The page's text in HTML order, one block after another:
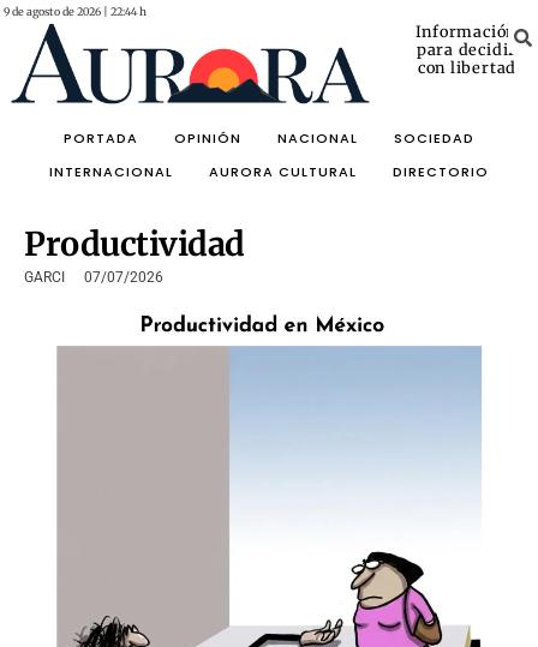
9 de agosto de 2026 | 22:44 h
Información
para decidir
con libertad
PORTADA OPINIÓN NACIONAL
SOCIEDAD
INTERNACIONAL
AURORA CULTURAL DIRECTORIO
Productividad
GARCI 07/07/2026